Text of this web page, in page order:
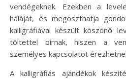
vendégeknek. Ezekben a
háláját, és megoszthatja
kalligráfiával készült köszönő
töltettel bírnak, hiszen a
személyes kapcsolatot
A kalligráfiás ajándékok